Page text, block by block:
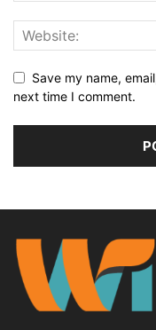
Save my name,
next time I comment.